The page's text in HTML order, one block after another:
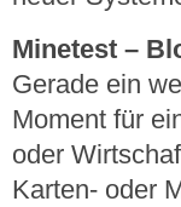
Minetest –
Gerade ein
Moment für
oder
Karten- oder